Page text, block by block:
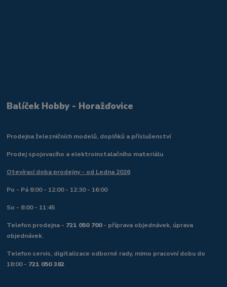
Balíček Hobby - Horažďovice
Prodejna železničních modelů, doplňků a příslušenství
Prodej spojovacího a elektroinstalačního materiálu
Otevírací doba prodejny - od Ledna 2026
Po - Pá 8:00 - 12:00 - 12:30 - 16:00
So - 8:00 - 11:45
Telefon prodejna - 721 050 700- příprava objednávek, úprava
objednávek.
Telefon servis, digitalizace odborné rady, mimo pracovní dobu do
18:00 - 721 050 382